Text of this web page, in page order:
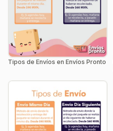
Tipos de Envíos en Envíos Pronto